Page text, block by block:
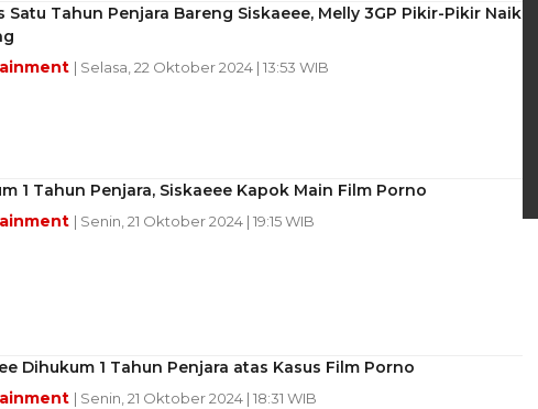
Satu Tahun Penjara Bareng Siskaeee, Melly 3GP Pikir-Pikir Naik
| Selasa, 22 Oktober 2024 | 13:53 WIB
1 Tahun Penjara, Siskaeee Kapok Main Film Porno
| Senin, 21 Oktober 2024 | 19:15 WIB
Dihukum 1 Tahun Penjara atas Kasus Film Porno
| Senin, 21 Oktober 2024 | 18:31 WIB